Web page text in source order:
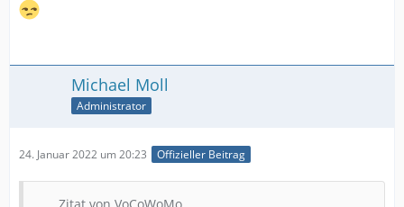
Michael Moll
Administrator
24. Januar 2022 um 20:23 Offizieller Beitrag